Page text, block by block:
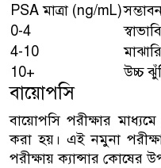
PSA মাত্রা (ng/mL)
0-4
4-10
10+
উচ্চ
বায়োপসি
বায়োপসি পরীক্ষার
করা হয়। এই নমুনা
পরীক্ষায় ক্যান্সার কোষের